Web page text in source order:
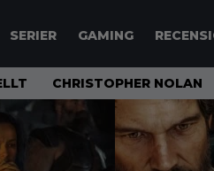
SERIER GAMING
CHRISTOPHER NOLAN